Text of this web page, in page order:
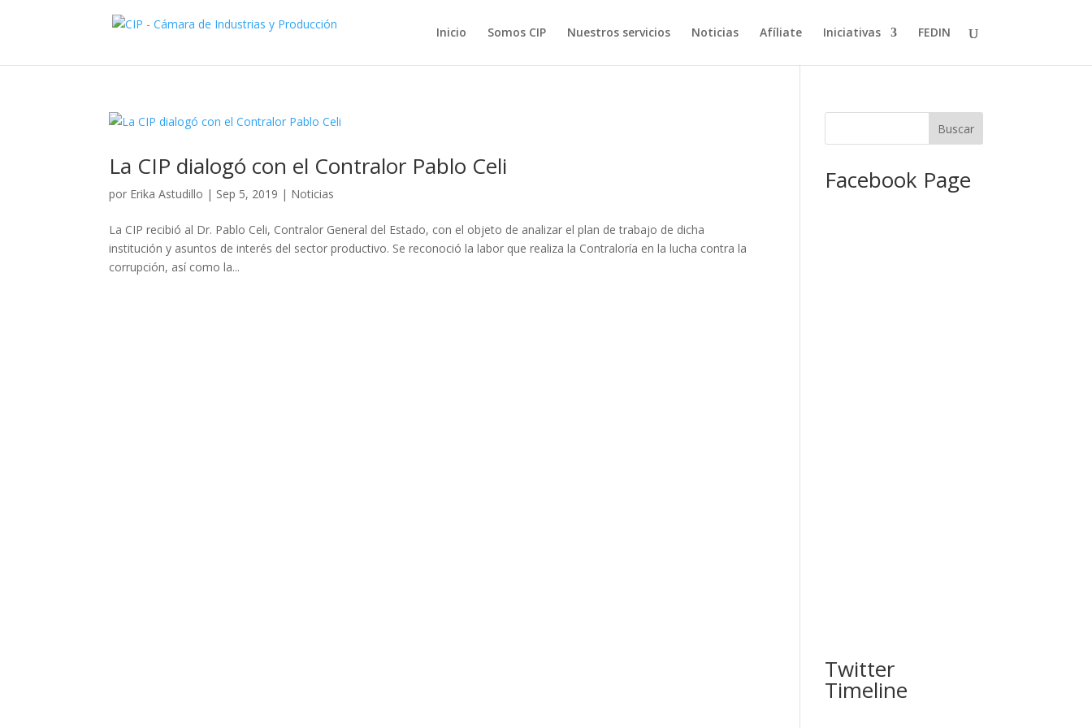
Inicio Somos CIP Nuestros servicios Noticias Afíliate Iniciativas FEDIN
La CIP dialogó con el Contralor Pablo Celi
por Erika Astudillo | Sep 5, 2019 | Noticias
La CIP recibió al Dr. Pablo Celi, Contralor General del Estado, con el objeto de analizar el plan de trabajo de dicha
institución y asuntos de interés del sector productivo. Se reconoció la labor que realiza la Contraloría en la lucha contra la
corrupción, así como la...
Facebook Page
Twitter
Timeline